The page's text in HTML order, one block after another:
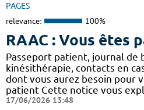
PAGES
relevance: 100%
RAAC : Vous êtes
Passeport patient, journal de
kinésithérapie, contacts en
dont vous aurez besoin pour
patient Cette notice vous
17/06/2026 13:48